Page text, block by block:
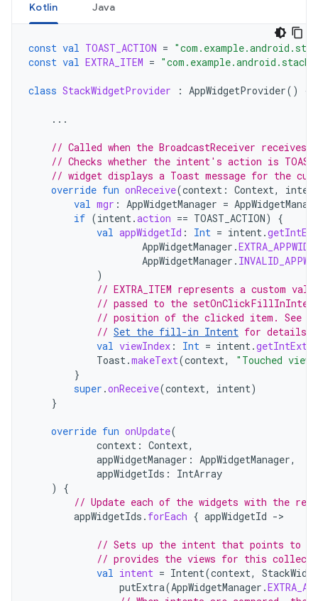
Kotlin Java
const val TOAST_ACTION =
const val EXTRA_ITEM =
class StackWidgetProvider : AppWidgetProvider() {
...
// Called when the BroadcastReceiver receives
// Checks whether the intent's action is
// widget displays a Toast message for the
override fun onReceive(context : Context,
val mgr : AppWidgetManager =
if (intent.action == TOAST_ACTION)
{
val appWidgetId : Int = intent.
AppWidgetManager .
AppWidgetManager .
)
// EXTRA_ITEM represents a custom
// passed to the
// position of the clicked item. See
// Set the fill-in Intent for details.
val viewIndex : Int = intent.getIntExtra
Toast.makeText(context, "Touched view
}
super .onReceive(context, intent)
}
override fun onUpdate(
context : Context,
appWidgetManager : AppWidgetManager,
appWidgetIds :
IntArray
)
{
// Update each of the widgets with the
appWidgetIds . forEach { appWidgetId ->
// Sets up the intent that points to
// provides the views for this
val intent = Intent(context,
putExtra(AppWidgetManager .